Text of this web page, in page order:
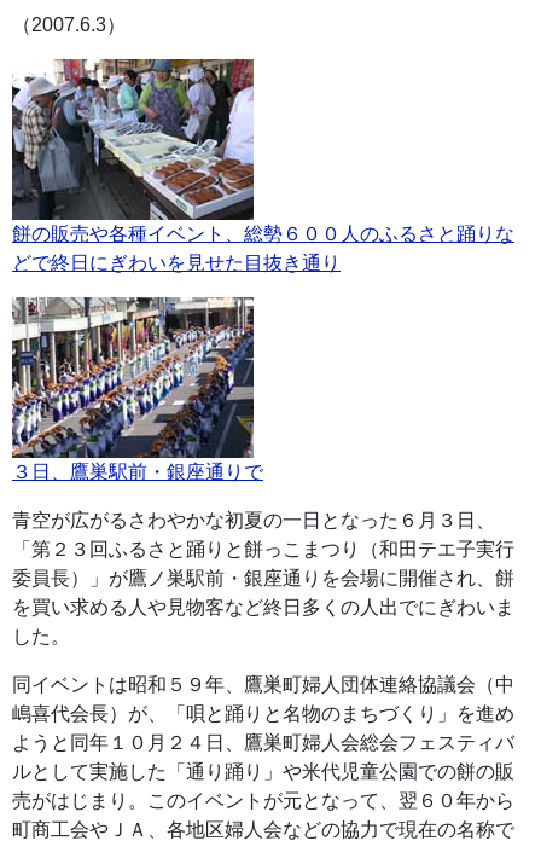
（2007.6.3）
餅の販売や各種イベント、総勢６００人のふるさと踊りな
どで終日にぎわいを見せた目抜き通り
３日、鷹巣駅前・銀座通りで
青空が広がるさわやかな初夏の一日となった６月３日、
「第２３回ふるさと踊りと餅っこまつり（和田テエ子実行
委員長）」が鷹ノ巣駅前・銀座通りを会場に開催され、餅
を買い求める人や見物客など終日多くの人出でにぎわいま
した。
同イベントは昭和５９年、鷹巣町婦人団体連絡協議会（中
嶋喜代会長）が、「唄と踊りと名物のまちづくり」を進め
ようと同年１０月２４日、鷹巣町婦人会総会フェスティバ
ルとして実施した「通り踊り」や米代児童公園での餅の販
売がはじまり。このイベントが元となって、翌６０年から
町商工会やＪＡ、各地区婦人会などの協力で現在の名称で